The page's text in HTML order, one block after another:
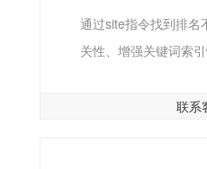
通过site指令找到排名
关性、增强关键词索
联系